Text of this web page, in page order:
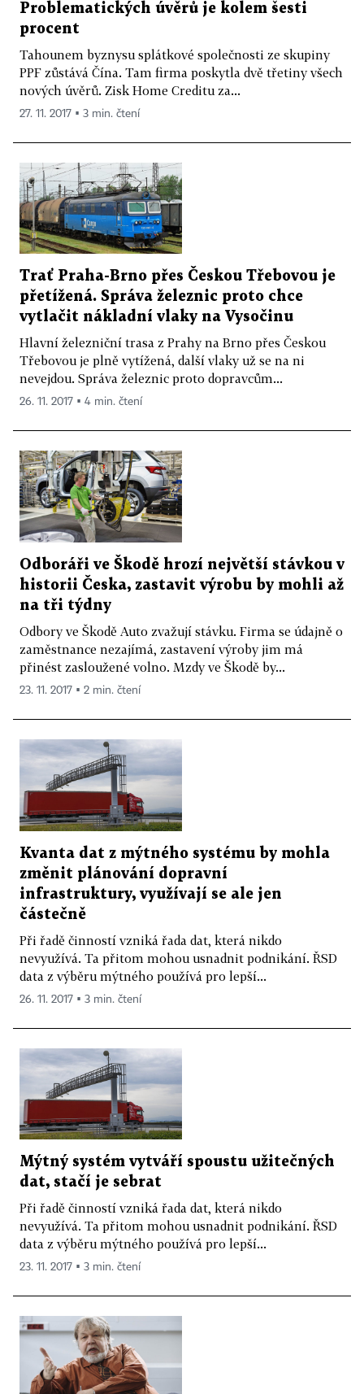
Problematických úvěrů je kolem šesti
procent
Tahounem byznysu splátkové společnosti ze skupiny
PPF zůstává Čína. Tam firma poskytla dvě třetiny všech
nových úvěrů. Zisk Home Creditu za...
27. 11. 2017 ▪ 3 min. čtení
Trať Praha-Brno přes Českou Třebovou je
přetížená. Správa železnic proto chce
vytlačit nákladní vlaky na Vysočinu
Hlavní železniční trasa z Prahy na Brno přes Českou
Třebovou je plně vytížená, další vlaky už se na ni
nevejdou. Správa železnic proto dopravcům...
26. 11. 2017 ▪ 4 min. čtení
Odboráři ve Škodě hrozí největší stávkou v
historii Česka, zastavit výrobu by mohli až
na tři týdny
Odbory ve Škodě Auto zvažují stávku. Firma se údajně o
zaměstnance nezajímá, zastavení výroby jim má
přinést zasloužené volno. Mzdy ve Škodě by...
23. 11. 2017 ▪ 2 min. čtení
Kvanta dat z mýtného systému by mohla
změnit plánování dopravní
infrastruktury, využívají se ale jen
částečně
Při řadě činností vzniká řada dat, která nikdo
nevyužívá. Ta přitom mohou usnadnit podnikání. ŘSD
data z výběru mýtného používá pro lepší...
26. 11. 2017 ▪ 3 min. čtení
Mýtný systém vytváří spoustu užitečných
dat, stačí je sebrat
Při řadě činností vzniká řada dat, která nikdo
nevyužívá. Ta přitom mohou usnadnit podnikání. ŘSD
data z výběru mýtného používá pro lepší...
23. 11. 2017 ▪ 3 min. čtení